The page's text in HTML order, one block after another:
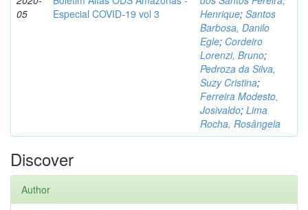
05
Especial COVID-19 vol 3
Henrique; Santos
Barbosa, Danilo
Egle; Cordeiro
Lorenzi, Bruno;
Pedroza da Silva,
Suzy Cristina;
Ferreira Modesto,
Josivaldo; Lima
Rocha, Rosângela
Discover
Author